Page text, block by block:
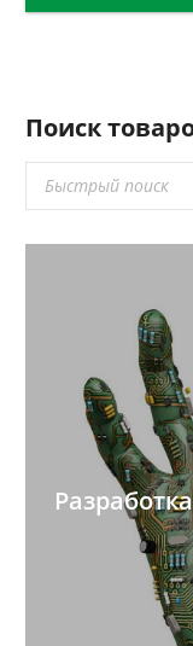
Поиск
товаров